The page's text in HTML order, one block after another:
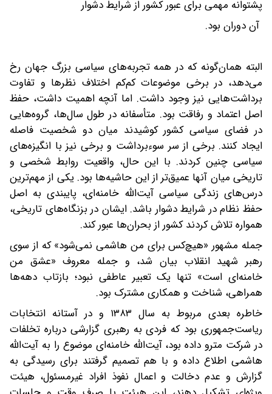
پشتوانه مهمی برای عبور کشور از شرایط دشوار
آن دوران بود.
البته همان‌گونه که در همه تجربه‌های سیاسی بزرگ جهان رخ
می‌دهد، در برخی موضوعات کم‌کم اختلاف نظرها و تفاوت
برداشت‌هایی نیز وجود داشت. اما آنچه اهمیت داشت، حفظ
اصل اعتماد و رفاقت بود. متأسفانه در طول سال‌ها، گروه‌هایی
در فضای سیاسی کشور کوشیدند میان دو شخصیت فاصله
ایجاد کنند. برخی از سر سوءبرداشت و برخی نیز با انگیزه‌های
سیاسی چنین کردند. با این حال، واقعیت روابط شخصی و
تاریخی میان آنها عمیق‌تر از این حاشیه‌ها بود. یکی از مهم‌ترین
درس‌های زندگی سیاسی آیت‌الله خامنه‌ای، پایبندی به اصل
حفظ نظام در شرایط دشوار باشد. ایشان در بزنگاه‌های تاریخی،
همواره تلاش کردند کشور از بحران‌ها عبور کند.
جمله مشهور «هیچ‌کس برای من هاشمی نمی‌شود» که از سوی
رهبر شهید انقلاب بیان شد، و جمله معروف «عشق من
خامنه‌ای است» تنها یک تعبیر عاطفی نبود؛ بازتاب دهه‌ها
همراهی، شناخت و همکاری مشترک بود.
خاطره بعدی مربوط به سال ۱۳۸۳ و در آستانه انتخابات
ریاست‌جمهوری بود که فردی به رهبری گزارشی درباره تخلفات
در شرکت مترو داده بود، آیت‌الله خامنه‌ای موضوع را به آیت‌الله
هاشمی اطلاع داده و با هم تصمیم گرفتند برای رسیدگی به
گزارش و عدم دخالت و اعمال نفوذ افراد غیرمسئول، هیئت